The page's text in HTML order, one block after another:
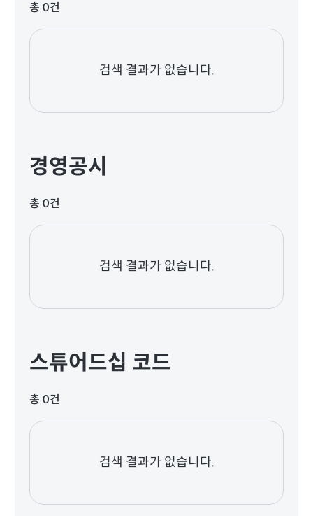
총 0건
검색 결과가 없습니다.
경영공시
총 0건
검색 결과가 없습니다.
스튜어드십 코드
총 0건
검색 결과가 없습니다.